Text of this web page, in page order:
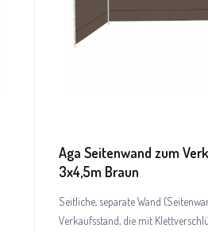
Aga Seitenwand zum
3x4,5m Braun
Seitliche, separate Wand
Verkaufsstand, die mit